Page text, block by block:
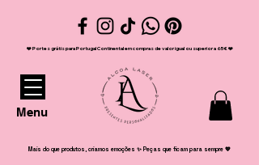
❤️ Portes grátis para Portugal Continental em compras de valor igual ou superior a 65€ ❤️
Menu
Mais do que produtos, criamos emoções ✨ Peças que ficam para sempre 💖